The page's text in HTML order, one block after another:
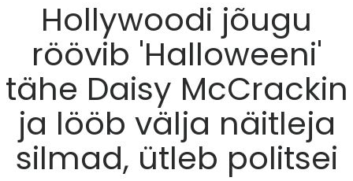
Hollywoodi jõugu
röövib 'Halloweeni'
tähe Daisy McCrackin
ja lööb välja näitleja
silmad, ütleb politsei